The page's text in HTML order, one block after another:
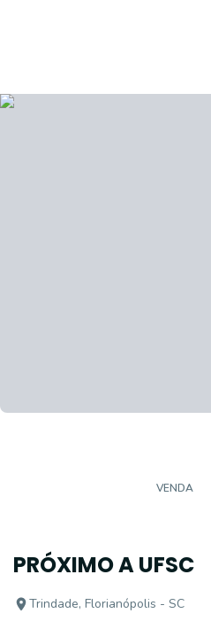
VENDA
PRÓXIMO A UFSC
Trindade, Florianópolis - SC